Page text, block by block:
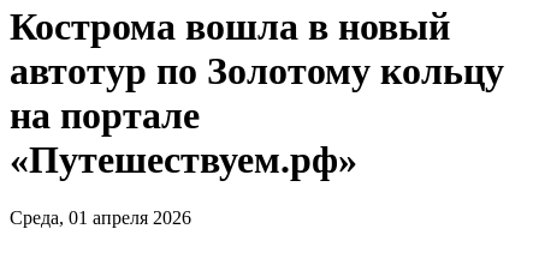
Кострома вошла в новый
автотур по Золотому кольцу
на портале
«Путешествуем.рф»
Среда, 01 апреля 2026